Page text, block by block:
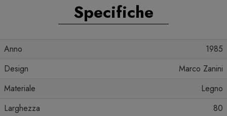
Specifiche
Anno
1985
Design
Marco Zanini
Materiale
Legno
Larghezza
80